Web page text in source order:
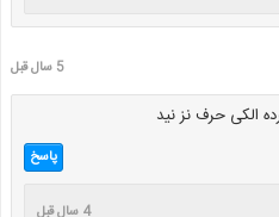
5 سال قبل
الکی حرف نز نید
پاسخ
4 سال قبل